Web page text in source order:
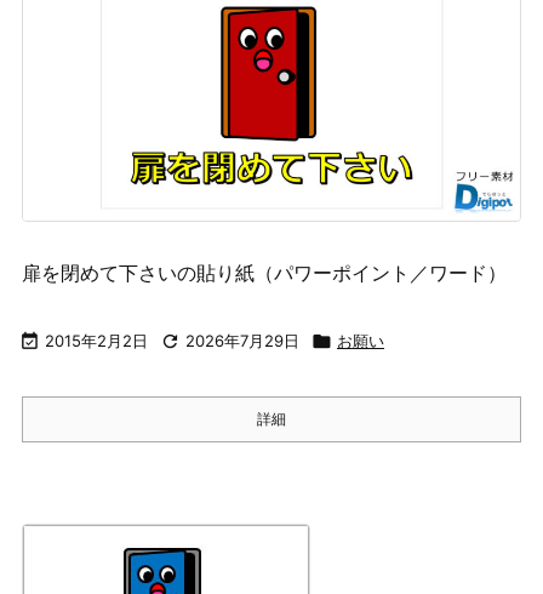
扉を閉めて下さいの貼り紙（パワーポイント／ワード）
 2015年2月2日  2026年7月29日  お願い
詳細